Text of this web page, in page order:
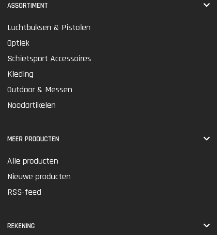
ASSORTIMENT
Luchtbuksen & Pistolen
Optiek
Schietsport Accessoires
Kleding
Outdoor & Messen
Noodartikelen
MEER PRODUCTEN
Alle producten
Nieuwe producten
RSS-feed
REKENING